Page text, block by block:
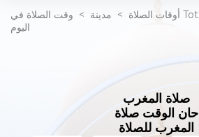
أوقات الصلاة > مدينة > وقت الصلاة في Totskoe - روسيا 📢 أذان
اليوم
صلاة المغرب
حان الوقت صلاة
المغرب للصلاة